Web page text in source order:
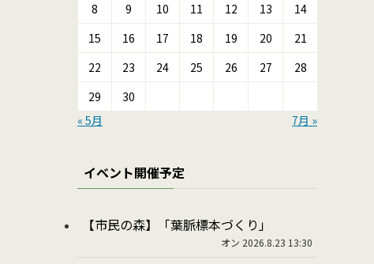
8
9 10 11 12 13
14
15
16 17 18 19 20
21
22
23 24 25 26 27
28
29
30
« 5月
7月 »
イベント開催予定
【市民の森】「葉脈標本づくり」
オン 2026.8.23 13:30